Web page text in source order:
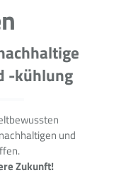
-kühlung
und
Zukunft!